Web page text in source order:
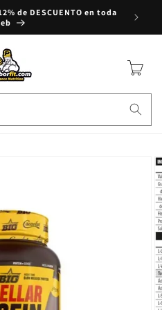
de DESCUENTO en toda
Carrito